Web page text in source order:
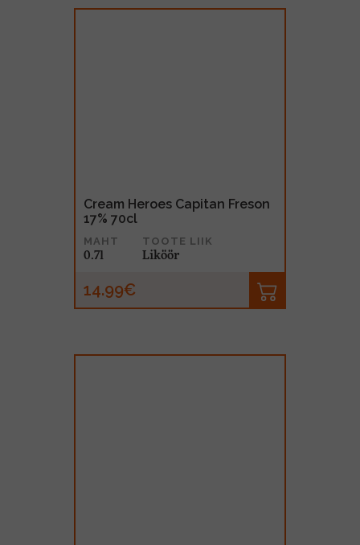
Cream Heroes Capitan Freson
17% 70cl
MAHT
0.7l
TOOTE LIIK
Liköör
14.99€